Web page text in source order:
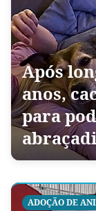
Após
anos,
para
ADOÇÃO DE